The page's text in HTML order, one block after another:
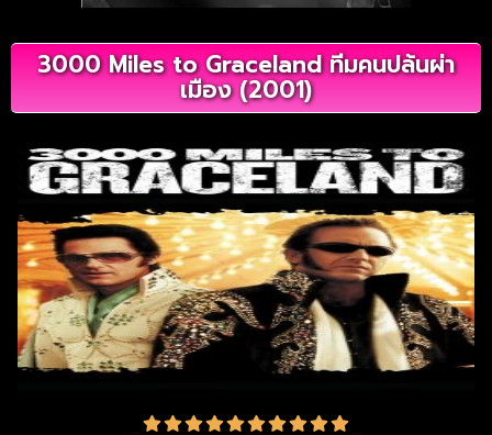
3000 Miles to Graceland ทีมคนปล้นผ่า
เมือง (2001)